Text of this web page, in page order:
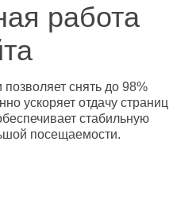
работа
снять до 98%
ускоряет отдачу страниц
стабильную
посещаемости.